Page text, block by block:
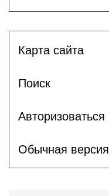
Карта сайта
Поиск
Авторизоваться
Обычная версия